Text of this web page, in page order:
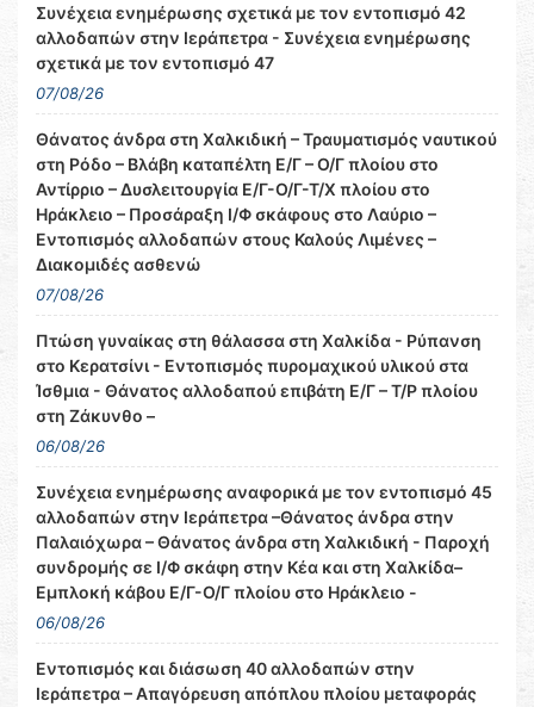
Συνέχεια ενημέρωσης σχετικά με τον εντοπισμό 42
αλλοδαπών στην Ιεράπετρα - Συνέχεια ενημέρωσης
σχετικά με τον εντοπισμό 47
07/08/26
Θάνατος άνδρα στη Χαλκιδική – Τραυματισμός ναυτικού
στη Ρόδο – Βλάβη καταπέλτη Ε/Γ – Ο/Γ πλοίου στο
Αντίρριο – Δυσλειτουργία Ε/Γ-Ο/Γ-Τ/Χ πλοίου στο
Ηράκλειο – Προσάραξη Ι/Φ σκάφους στο Λαύριο –
Εντοπισμός αλλοδαπών στους Καλούς Λιμένες –
Διακομιδές ασθενώ
07/08/26
Πτώση γυναίκας στη θάλασσα στη Χαλκίδα - Ρύπανση
στο Κερατσίνι - Εντοπισμός πυρομαχικού υλικού στα
Ίσθμια - Θάνατος αλλοδαπού επιβάτη Ε/Γ – Τ/Ρ πλοίου
στη Ζάκυνθο –
06/08/26
Συνέχεια ενημέρωσης αναφορικά με τον εντοπισμό 45
αλλοδαπών στην Ιεράπετρα –Θάνατος άνδρα στην
Παλαιόχωρα – Θάνατος άνδρα στη Χαλκιδική - Παροχή
συνδρομής σε Ι/Φ σκάφη στην Κέα και στη Χαλκίδα–
Εμπλοκή κάβου Ε/Γ-Ο/Γ πλοίου στο Ηράκλειο -
06/08/26
Εντοπισμός και διάσωση 40 αλλοδαπών στην
Ιεράπετρα – Απαγόρευση απόπλου πλοίου μεταφοράς